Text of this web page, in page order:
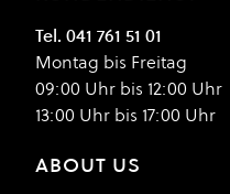
Tel. 041 761 51 01
Montag bis Freitag
09:00 Uhr bis 12:00 Uhr
13:00 Uhr bis 17:00 Uhr
ABOUT US